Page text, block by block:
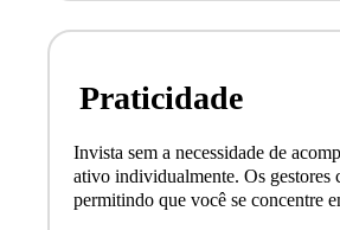
Praticidade
Invista sem a necessidade de
ativo individualmente. Os gestores
permitindo que você se concentre